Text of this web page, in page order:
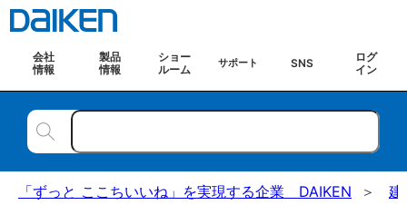
会社
情報
製品
情報
ショー
ルーム
サポート SNS
ログ
イン
「ずっと ここちいいね」を実現する企業 DAIKEN 建